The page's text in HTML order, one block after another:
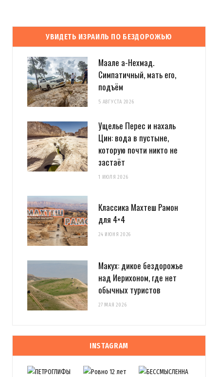
УВИДЕТЬ ИЗРАИЛЬ ПО БЕЗДОРОЖЬЮ
Маале а-Нехмад.
Симпатичный, мать его,
подъём
5 АВГУСТА 2026
Ущелье Перес и нахаль
Цин: вода в пустыне,
которую почти никто не
застаёт
1 ИЮЛЯ 2026
Классика Махтеш Рамон
для 4×4
24 ИЮНЯ 2026
Макух: дикое бездорожье
над Иерихоном, где нет
обычных туристов
27 МАЯ 2026
INSTAGRAM